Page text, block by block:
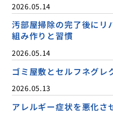
2026.05.14
汚部屋掃除の完了後にリ
組み作りと習慣
2026.05.14
ゴミ屋敷とセルフネグレ
2026.05.13
アレルギー症状を悪化さ